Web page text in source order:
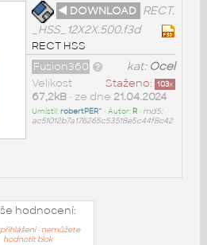
◄ DOWNLOAD RECT.
_HSS_12X2X.500.f3d
RECT HSS
kat: Ocel
Fusion360
Staženo: 103x
Velikost
67,2kB• ze dne 21.04.2024
Umístil:robertPER^ • Autor: R• md5:
ac51012b7a176265c53518e5c44f8c42
hodnocení:
- nemůžete
hodnotit blok